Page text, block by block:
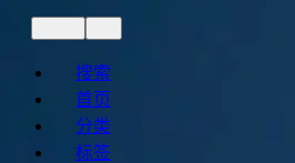
搜索
首页
分类
标签